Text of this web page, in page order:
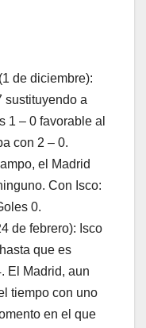
de diciembre):
sustituyendo a
1 – 0 favorable al
con 2 – 0.
el Madrid
Con Isco:
0.
de febrero): Isco
que es
El Madrid, aun
tiempo con uno
en el que